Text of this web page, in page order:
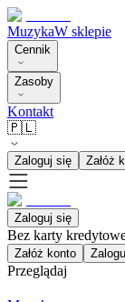
MuzykaW sklepie
Cennik
Zasoby
Kontakt
🇵🇱
Zaloguj się Załóż
Zaloguj się
Bez karty
Załóż konto
Przeglądaj